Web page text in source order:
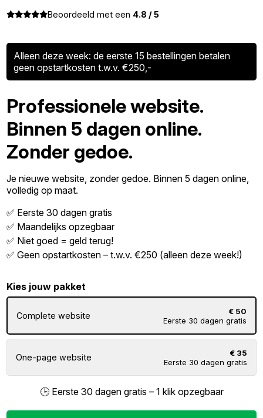
Beoordeeld met een 4.8 / 5
Alleen deze week: de eerste 15 bestellingen betalen
geen opstartkosten t.w.v. €250,-
Professionele website.
Binnen 5 dagen online.
Zonder gedoe.
Je nieuwe website, zonder gedoe. Binnen 5 dagen online,
volledig op maat.
✅ Eerste 30 dagen gratis
✅ Maandelijks opzegbaar
✅ Niet goed = geld terug!
✅ Geen opstartkosten – t.w.v. €250 (alleen deze week!)
Kies jouw pakket
Complete website
€ 50
Eerste 30 dagen gratis
One-page website
€ 35
Eerste 30 dagen gratis
🕒 Eerste 30 dagen gratis – 1 klik opzegbaar